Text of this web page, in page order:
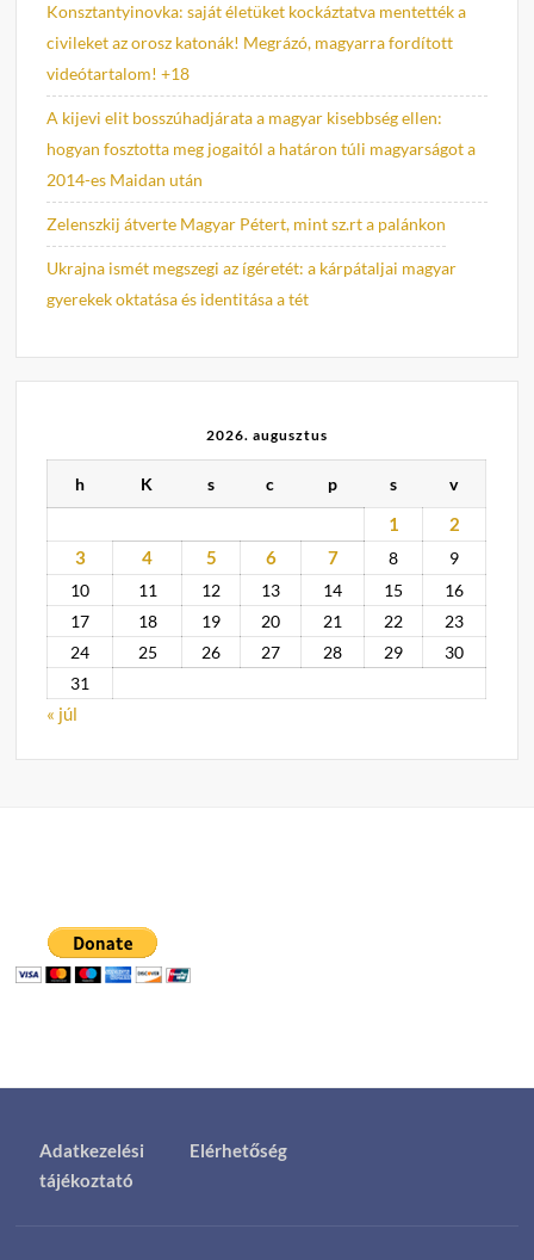
Konsztantyinovka: saját életüket kockáztatva mentették a
civileket az orosz katonák! Megrázó, magyarra fordított
videótartalom! +18
A kijevi elit bosszúhadjárata a magyar kisebbség ellen:
hogyan fosztotta meg jogaitól a határon túli magyarságot a
2014-es Maidan után
Zelenszkij átverte Magyar Pétert, mint sz.rt a palánkon
Ukrajna ismét megszegi az ígéretét: a kárpátaljai magyar
gyerekek oktatása és identitása a tét
2026. augusztus
h K s c p s v
1
2
3
4 5 6 7 8
9
10
11 12 13 14 15
16
17
18 19 20 21 22
23
24
25 26 27 28 29
30
31
« júl
Adatkezelési
tájékoztató
Elérhetőség